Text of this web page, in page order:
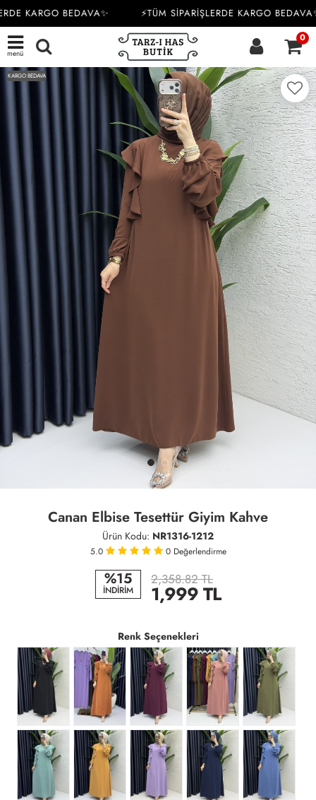
KARGO BEDAVA✨ ⚡TÜM SİPARİŞLERDE KARGO BEDAVA✨
menü
0
KARGO BEDAVA
Canan Elbise Tesettür Giyim Kahve
Ürün Kodu: NR1316-1212
5.0 0 Değerlendirme
%15
İNDİRİM
2,358.82 TL
1,999TL
Renk Seçenekleri